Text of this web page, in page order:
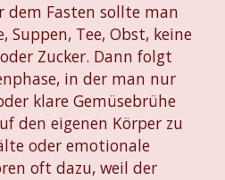
dem Fasten sollte man
Suppen, Tee, Obst, keine
Zucker. Dann folgt
in der man nur
klare Gemüsebrühe
den eigenen Körper zu
oder emotionale
oft dazu, weil der